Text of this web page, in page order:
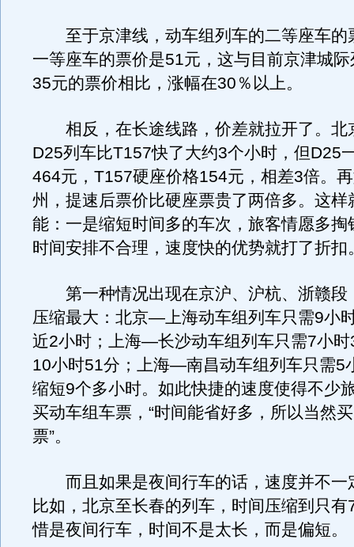
至于京津线，动车组列车的二等座车的
一等座车的票价是51元，这与目前京津城
35元的票价相比，涨幅在30％以上。
相反，在长途线路，价差就拉开了。北
D25列车比T157快了大约3个小时，但D25
464元，T157硬座价格154元，相差3倍。
州，提速后票价比硬座票贵了两倍多。这样
能：一是缩短时间多的车次，旅客情愿多掏
时间安排不合理，速度快的优势就打了折扣
第一种情况出现在京沪、沪杭、浙赣段
压缩最大：北京—上海动车组列车只需9小
近2小时；上海—长沙动车组列车只需7小时
10小时51分；上海—南昌动车组列车只需5
缩短9个多小时。如此快捷的速度使得不少
买动车组车票，“时间能省好多，所以当然买
票”。
而且如果是夜间行车的话，速度并不一
比如，北京至长春的列车，时间压缩到只有
惜是夜间行车，时间不是太长，而是偏短。